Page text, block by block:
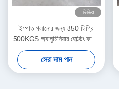
ভিডিও
ইস্পাত গলানোর জন্য 850 ডিগ্রি
500KGS অ্যালুমিনিয়াম হোল্ডিং ফার্নেস
ইন্ডাকশন ফার্নেস
সেরা দাম পান